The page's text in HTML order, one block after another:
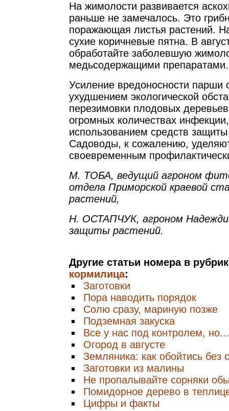
На жимолости развивается
раньше не замечалось. Это
поражающая листья растений.
сухие коричневые пятна. В
обработайте заболевшую
медьсодержащими препаратами.
Усиление вредоносности парши
ухудшением экологической
перезимовки плодовых
огромных количествах
использованием средств
Садоводы, к сожалению,
своевременным
М. ТОБА, ведущий агроном
отдела Приморской краевой
растений,
Н. ОСТАПЧУК, агроном
защиты растений.
Другие статьи номера в
кормилица:
Заготовки
Пора наводить порядок
Солю сразу, мариную позже
Подземная закуска
Все у нас под контролем, но...
Огород в августе
Земляника: как обойтись без
Заготовки из малины
Не пропалывайте сорняки
Помидорное дерево в
Цифры и факты